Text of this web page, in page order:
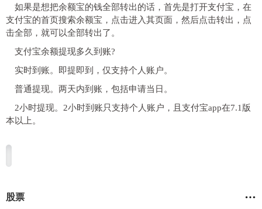
如果是想把余额宝的钱全部转出的话，首先是打开支付宝，在
支付宝的首页搜索余额宝，点击进入其页面，然后点击转出，点
击全部，就可以全部转出了。
支付宝余额提现多久到账?
实时到账。即提即到，仅支持个人账户。
普通提现。两天内到账，包括申请当日。
2小时提现。2小时到账只支持个人账户，且支付宝app在7.1版
本以上。
股票